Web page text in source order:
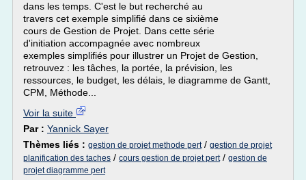
dans les temps. C'est le but recherché au
travers cet exemple simplifié dans ce sixième
cours de Gestion de Projet. Dans cette série
d'initiation accompagnée avec nombreux
exemples simplifiés pour illustrer un Projet de Gestion,
retrouvez : les tâches, la portée, la prévision, les
ressources, le budget, les délais, le diagramme de Gantt,
CPM, Méthode...
Voir la suite
Par : Yannick Sayer
Thèmes liés : gestion de projet methode pert/ gestion de projet
planification des taches / cours gestion de projet pert/ gestion de
projet diagramme pert